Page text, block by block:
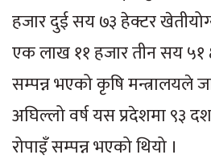
हजार दुई सय ७३ हेक्टर
एक लाख ११ हजार तीन सय ५१
सम्पन्न भएको कृषि मन्त्रालयले
अघिल्लो वर्ष यस प्रदेशमा ९३
रोपाइँ सम्पन्न भएको थियो ।